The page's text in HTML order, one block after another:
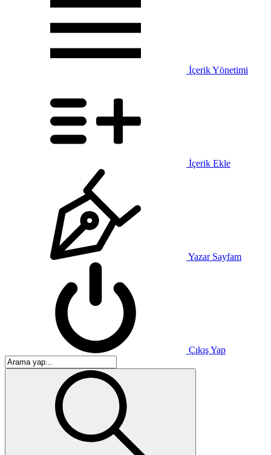
İçerik Yönetimi
İçerik Ekle
Yazar Sayfam
Çıkış Yap